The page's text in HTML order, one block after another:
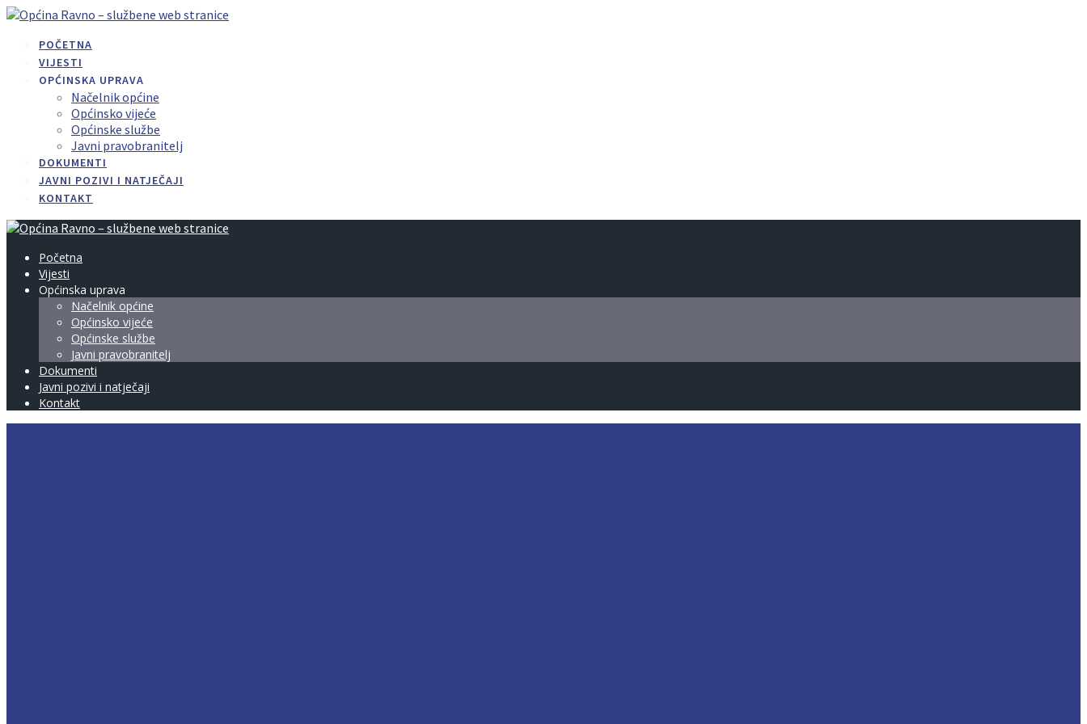
Skip
contentPOČETNA
VIJESTI
OPĆINSKA UPRAVA
Načelnik općine
Općinsko vijeće
Općinske službe
Javni pravobranitelj
DOKUMENTI
JAVNI POZIVI I NATJEČAJI
KONTAKT
Početna
Vijesti
Općinska uprava
Načelnik općine
Općinsko vijeće
Općinske službe
Javni pravobranitelj
Dokumenti
Javni pozivi i natječaji
Kontakt